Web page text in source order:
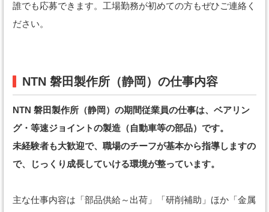
誰でも応募できます。工場勤務が初めての方もぜひご連絡く
ださい。
NTN 磐田製作所（静岡）の仕事内容
NTN 磐田製作所（静岡）の期間従業員の仕事は、ベアリン
グ・等速ジョイントの製造（自動車等の部品）です。
未経験者も大歓迎で、職場のチーフが基本から指導しますの
で、じっくり成長していける環境が整っています。
主な仕事内容は「部品供給～出荷」「研削補助」ほか「金属